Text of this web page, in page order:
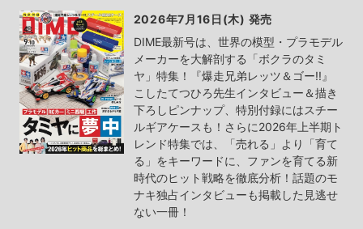
2026年7月16日(木) 発売
DIME最新号は、世界の模型・プラモデル
メーカーを大解剖する「ボクラのタミ
ヤ」特集！『爆走兄弟レッツ＆ゴー!!』
こしたてつひろ先生インタビュー＆描き
下ろしピンナップ、特別付録にはスチー
ルギアケースも！さらに2026年上半期ト
レンド特集では、「売れる」より「育て
る」をキーワードに、ファンを育てる新
時代のヒット戦略を徹底分析！話題のモ
ナキ独占インタビューも掲載した見逃せ
ない一冊！